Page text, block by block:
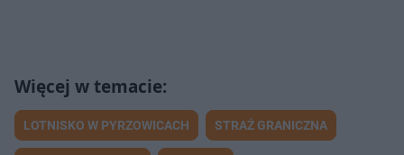
LOTNISKO W PYRZOWICACH STRAŻ GRANICZNA